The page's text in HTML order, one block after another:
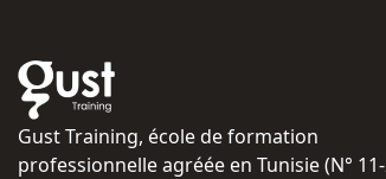
Gust Training, école de formation
professionnelle agréée en Tunisie (N°